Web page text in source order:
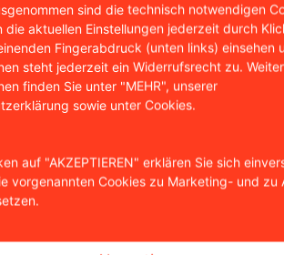
sind die technisch notwendigen
die aktuellen Einstellungen jederzeit durch
Fingerabdruck (unten links) einsehen
steht jederzeit ein Widerrufsrecht zu.
finden Sie unter "MEHR", unserer
sowie unter Cookies.
auf "AKZEPTIEREN" erklären Sie sich
vorgenannten Cookies zu Marketing- und zu